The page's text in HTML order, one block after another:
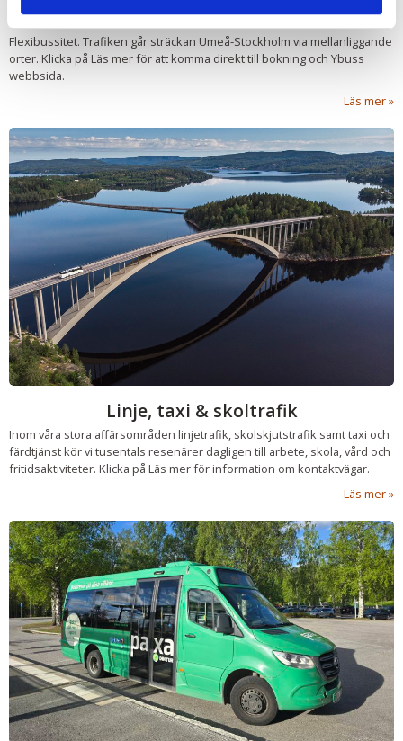
Genom varumärket Ybuss kör vi trafik i samarbete med Ekmanbuss
Flexibussitet. Trafiken går sträckan Umeå-Stockholm via mellanliggande
orter. Klicka på Läs mer för att komma direkt till bokning och Ybuss
webbsida.
Läs mer
Linje, taxi & skoltrafik
Inom våra stora affärsområden linjetrafik, skolskjutstrafik samt taxi och
färdtjänst kör vi tusentals resenärer dagligen till arbete, skola, vård och
fritidsaktiviteter. Klicka på Läs mer för information om kontaktvägar.
Läs mer